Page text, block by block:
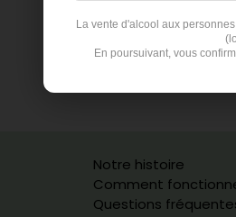
Notre histoire
Comment
Questions
La vente d'alcool aux
En poursuivant, vous